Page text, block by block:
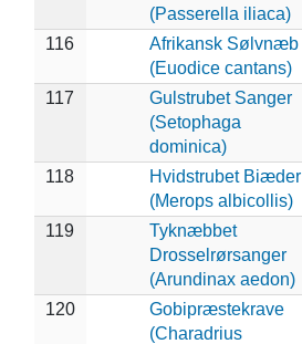
(Passerella iliaca)
116
Afrikansk Sølvnæb
(Euodice cantans)
117
Gulstrubet Sanger
(Setophaga
dominica)
118
Hvidstrubet Biæder
(Merops albicollis)
119
Tyknæbbet
Drosselrørsanger
(Arundinax aedon)
120
Gobipræstekrave
(Charadrius